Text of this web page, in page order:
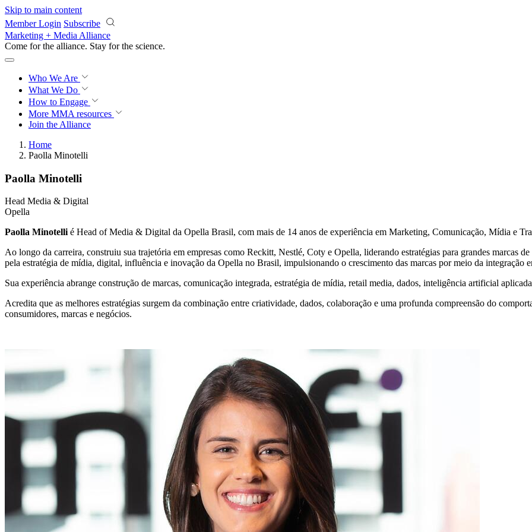
Skip to main content
Member Login Subscribe
Marketing + Media Alliance
Come for the alliance. Stay for the science.
Who We Are
What We Do
How to Engage
More MMA resources
Join the Alliance
Home
Paolla Minotelli
Paolla Minotelli
Head Media & Digital
Opella
Paolla Minotellié Head of Media & Digital da Opella Brasil, com mais de 14 anos de experiência em Marketing, Comunicação, Mídia e
Ao longo da carreira, construiu sua trajetória em empresas como Reckitt, Nestlé, Coty e Opella, liderando estratégias para grandes marcas
pela estratégia de mídia, digital, influência e inovação da Opella no Brasil, impulsionando o crescimento das marcas por meio da integração
Sua experiência abrange construção de marcas, comunicação integrada, estratégia de mídia, retail media, dados, inteligência artificial
Acredita que as melhores estratégias surgem da combinação entre criatividade, dados, colaboração e uma profunda compreensão do
consumidores, marcas e negócios.